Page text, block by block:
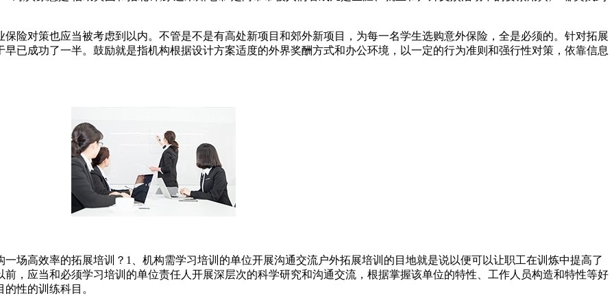
险对策也应当被考虑到以内。不管是不是有高处新项目和郊外新项目，为每一名学生选购意外保险，全是必须的。针对拓展
已成功了一半。鼓励就是指机构根据设计方案适度的外界奖酬方式和办公环境，以一定的行为准则和强行性对策，依靠信息
场高效率的拓展培训？1、机构需学习培训的单位开展沟通交流户外拓展培训的目地就是说以便可以让职工在训炼中提高了
，应当和必须学习培训的单位责任人开展深层次的科学研究和沟通交流，根据掌握该单位的特性、工作人员构造和特性等好
性的训练科目。